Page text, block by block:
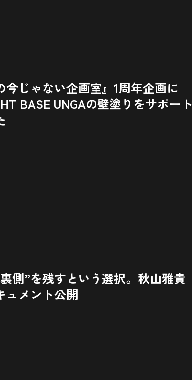
今じゃない企画室』1周年企画に
BASE UNGAの壁塗りをサポート
側”を残すという選択。秋山雅貴
ュメント公開